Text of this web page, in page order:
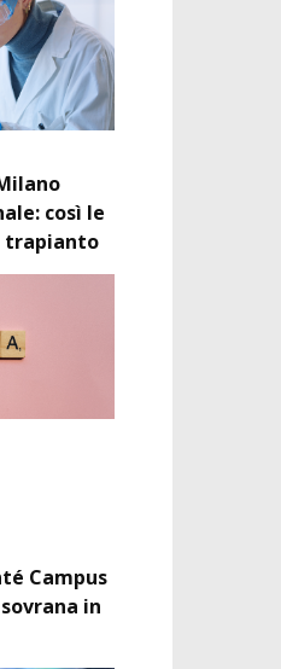
così le
trapianto
Campus
in